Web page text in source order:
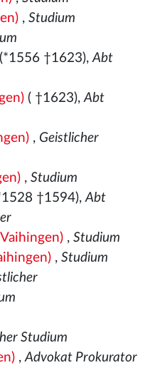
, Studium
†1623),Abt
( †1623),Abt
, Geistlicher
, Studium
†1594),Abt
, Studium
, Studium
Studium
,Advokat Prokurator